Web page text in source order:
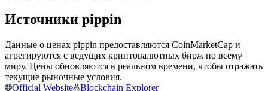
Станьте копи-трейдером
Наслаждайтесь распределением прибыли и комиссиями
за копи-трейдинг
Источники pippin
Данные о ценах pippin предоставляются CoinMarketCap и
агрегируются с ведущих криптовалютных бирж по всему
миру. Цены обновляются в реальном времени, чтобы отражать
текущие рыночные условия.
Official Website
Blockchain Explorer